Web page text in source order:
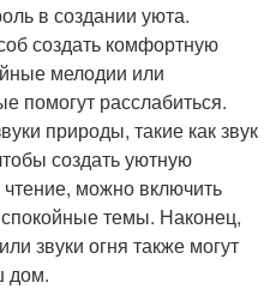
в создании уюта.
создать комфортную
мелодии или
помогут расслабиться.
природы, такие как звук
создать уютную
можно включить
темы. Наконец,
звуки огня также могут
дом.